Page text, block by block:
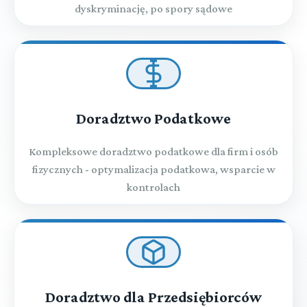
dyskryminację, po spory sądowe
Doradztwo Podatkowe
Kompleksowe doradztwo podatkowe dla firm i osób
fizycznych - optymalizacja podatkowa, wsparcie w
kontrolach
Doradztwo dla Przedsiębiorców